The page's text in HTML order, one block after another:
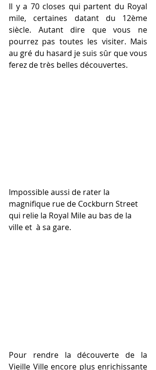
Il y a 70 closes qui partent du Royal
mile, certaines datant du 12ème
siècle. Autant dire que vous ne
pourrez pas toutes les visiter. Mais
au gré du hasard je suis sûr que vous
ferez de très belles découvertes.
Impossible aussi de rater la
magnifique rue de Cockburn Street
qui relie la Royal Mile au bas de la
ville et  à sa gare.
Pour rendre la découverte de la
Vieille Ville encore plus enrichissante